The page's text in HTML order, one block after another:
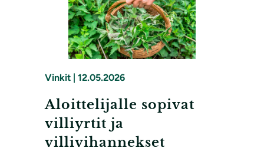
Vinkit | 12.05.2026
Aloittelijalle sopivat
villiyrtit ja
villivihannekset